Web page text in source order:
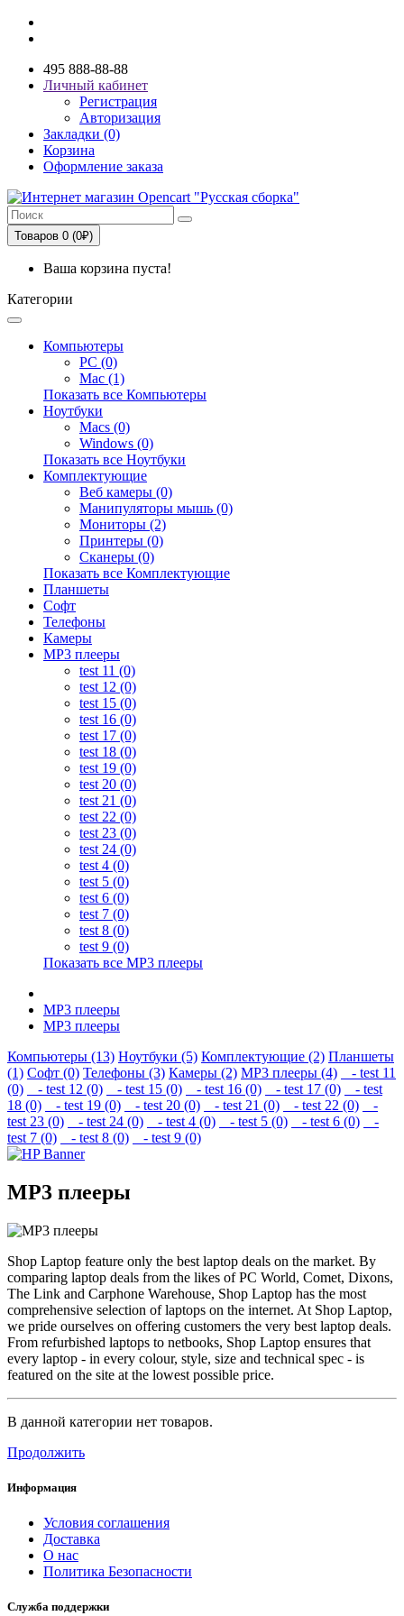
495 888-88-88
Личный кабинет
Регистрация
Авторизация
Закладки (0)
Корзина
Оформление заказа
Товаров 0 (0₽)
Ваша корзина пуста!
Категории
Компьютеры
PC (0)
Mac (1)
Показать все Компьютеры
Ноутбуки
Macs (0)
Windows (0)
Показать все Ноутбуки
Комплектующие
Веб камеры (0)
Манипуляторы мышь (0)
Мониторы (2)
Принтеры (0)
Сканеры (0)
Показать все Комплектующие
Планшеты
Софт
Телефоны
Камеры
MP3 плееры
test 11 (0)
test 12 (0)
test 15 (0)
test 16 (0)
test 17 (0)
test 18 (0)
test 19 (0)
test 20 (0)
test 21 (0)
test 22 (0)
test 23 (0)
test 24 (0)
test 4 (0)
test 5 (0)
test 6 (0)
test 7 (0)
test 8 (0)
test 9 (0)
Показать все MP3 плееры
MP3 плееры
MP3 плееры
Компьютеры (13) Ноутбуки (5) Комплектующие (2) Планшеты
(1) Софт (0) Телефоны (3) Камеры (2) MP3 плееры (4)
- test 11
(0)
- test 12 (0) - test 15 (0) - test 16 (0) - test 17 (0)
- test
18 (0)
- test 19 (0) - test 20 (0) - test 21 (0) - test 22 (0)
-
test 23 (0)
- test 24 (0) - test 4 (0) - test 5 (0) - test 6 (0)
-
test 7 (0)
- test 8 (0) - test 9 (0)
MP3 плееры
Shop Laptop feature only the best laptop deals on the market. By
comparing laptop deals from the likes of PC World, Comet, Dixons,
The Link and Carphone Warehouse, Shop Laptop has the most
comprehensive selection of laptops on the internet. At Shop Laptop,
we pride ourselves on offering customers the very best laptop deals.
From refurbished laptops to netbooks, Shop Laptop ensures that
every laptop - in every colour, style, size and technical spec - is
featured on the site at the lowest possible price.
В данной категории нет товаров.
Продолжить
Информация
Условия соглашения
Доставка
О нас
Политика Безопасности
Служба поддержки